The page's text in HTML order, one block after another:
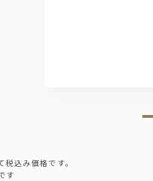
込み価格です。
す